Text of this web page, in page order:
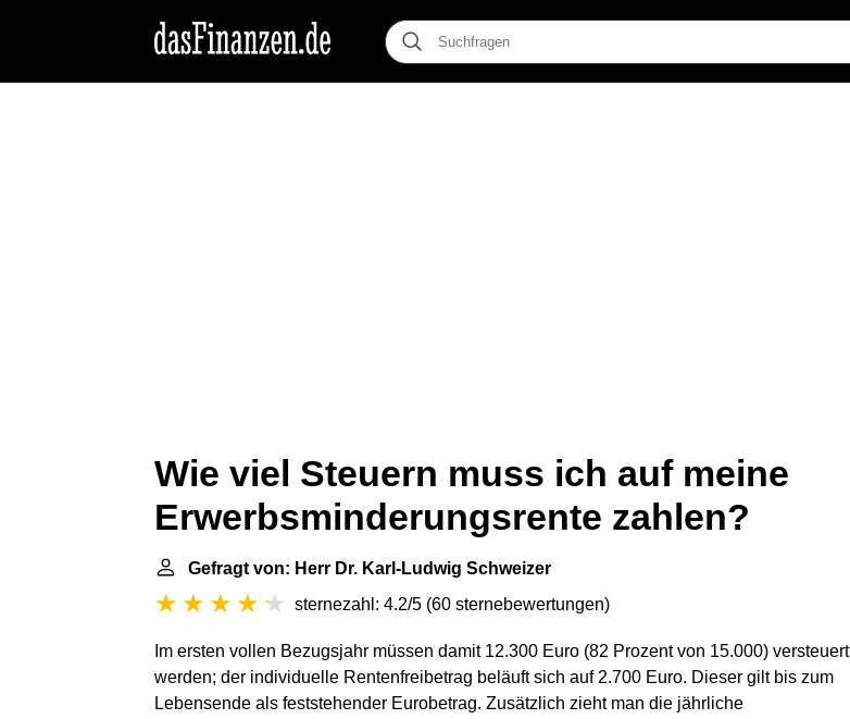
Wie viel Steuern muss ich auf meine
Erwerbsminderungsrente zahlen?
Gefragt von: Herr Dr. Karl-Ludwig Schweizer
sternezahl: 4.2/5 (60 sternebewertungen)
Im ersten vollen Bezugsjahr müssen damit 12.300 Euro (82 Prozent von 15.000) versteuert
werden; der individuelle Rentenfreibetrag beläuft sich auf 2.700 Euro. Dieser gilt bis zum
Lebensende als feststehender Eurobetrag. Zusätzlich zieht man die jährliche